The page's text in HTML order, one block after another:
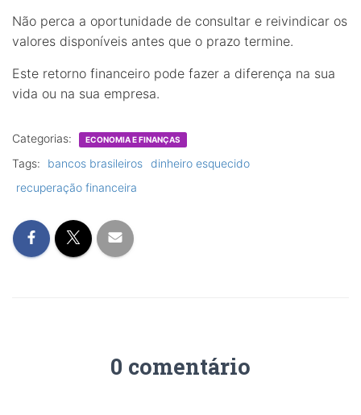
Não perca a oportunidade de consultar e reivindicar os
valores disponíveis antes que o prazo termine.
Este retorno financeiro pode fazer a diferença na sua
vida ou na sua empresa.
Categorias: ECONOMIA E FINANÇAS
Tags: bancos brasileiros dinheiro esquecido
recuperação financeira
0 comentário